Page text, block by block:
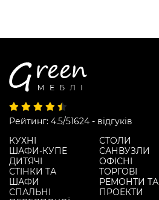
Рейтинг: 4.5/51624 - відгуків
КУХНІ
ШАФИ-КУПЕ
ДИТЯЧІ
СТІНКИ ТА
ШАФИ
СПАЛЬНІ
СТОЛИ
САНВУЗЛИ
ОФІСНІ
ТОРГОВІ
РЕМОНТИ ТА
ПРОЕКТИ